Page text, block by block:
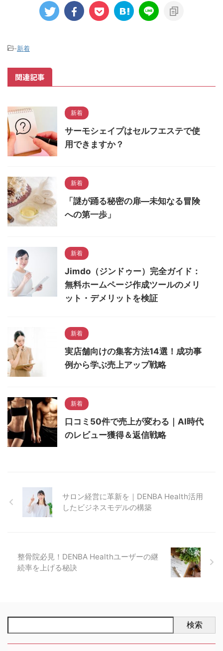
-新着
関連記事
新着
サーモシェイプはセルフエステで使
用できますか？
新着
「謎が踊る秘密の扉―未知なる冒険
への第一歩」
新着
Jimdo（ジンドゥー）完全ガイド：
無料ホームページ作成ツールのメリ
ット・デメリットを検証
新着
実店舗向けの集客方法14選！成功事
例から学ぶ売上アップ戦略
新着
口コミ50件で売上が変わる｜AI時代
のレビュー獲得＆返信戦略
サロン経営に革新を｜DENBA Health活用
したビジネスモデルの構築
整骨院必見！DENBA Healthユーザーの継
続率を上げる秘訣
検索